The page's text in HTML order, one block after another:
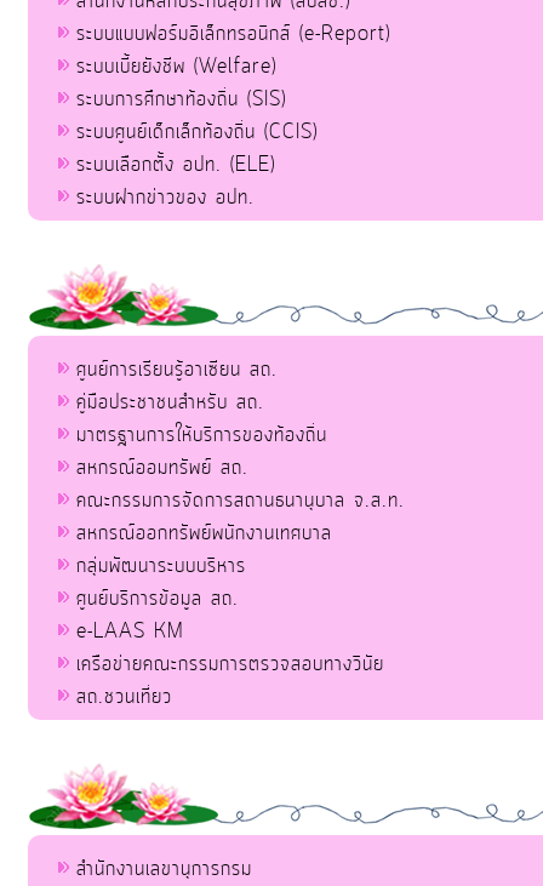
ระบบแบบฟอร์มอิเล็กทรอนิกส์ (e-Report)
ระบบเบี้ยยังชีพ (Welfare)
ระบบการศึกษาท้องถิ่น (SIS)
ระบบศูนย์เด็กเล็กท้องถิ่น (CCIS)
ระบบเลือกตั้ง อปท. (ELE)
ระบบฝากข่าวของ อปท.
ศูนย์การเรียนรู้อาเซียน สถ.
คู่มือประชาชนสำหรับ สถ.
มาตรฐานการให้บริการของท้องถิ่น
สหกรณ์ออมทรัพย์ สถ.
คณะกรรมการจัดการสถานธนานุบาล จ.ส.ท.
สหกรณ์ออกทรัพย์พนักงานเทศบาล
กลุ่มพัฒนาระบบบริหาร
ศูนย์บริการข้อมูล สถ.
e-LAAS KM
เครือข่ายคณะกรรมการตรวจสอบทางวินัย
สถ.ชวนเที่ยว
สำนักงานเลขานุการกรม